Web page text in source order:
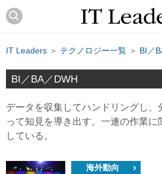
IT Leaders ＞ テクノロジー一覧 ＞ BI／
BI／BA／DWH
データを収集してハンドリングし、
って知見を導き出す。一連の作業
している。
海外動向